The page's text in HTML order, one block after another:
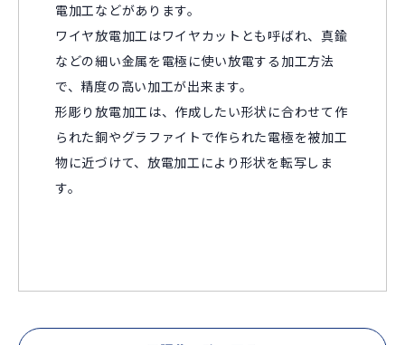
電加工などがあります。
ワイヤ放電加工はワイヤカットとも呼ばれ、真鍮
などの細い金属を電極に使い放電する加工方法
で、精度の高い加工が出来ます。
形彫り放電加工は、作成したい形状に合わせて作
られた銅やグラファイトで作られた電極を被加工
物に近づけて、放電加工により形状を転写しま
す。